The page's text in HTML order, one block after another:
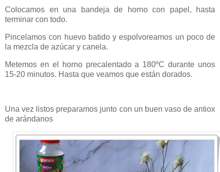
Colocamos en una bandeja de horno con papel, hasta
terminar con todo.
Pincelamos con huevo batido y espolvoreamos un poco de
la mezcla de azúcar y canela.
Metemos en el horno precalentado a 180ºC durante unos
15-20 minutos. Hasta que veamos que están dorados.
Una vez listos preparamos junto con un buen vaso de antiox
de arándanos